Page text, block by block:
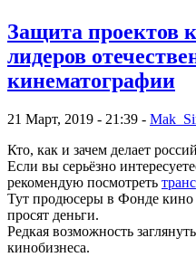
Защита проектов
лидеров
кинематографии
21 Март, 2019 - 21:39 -
Кто, как и зачем делает
Если вы серьёзно
рекомендую посмотреть
Тут продюсеры в Фонде
просят деньги.
Редкая возможность
кинобизнеса.